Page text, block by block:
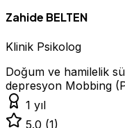
Zahide BELTEN
Klinik Psikolog
Doğum ve hamilelik
depresyon Mobbing
1 yıl
5.0 (1)